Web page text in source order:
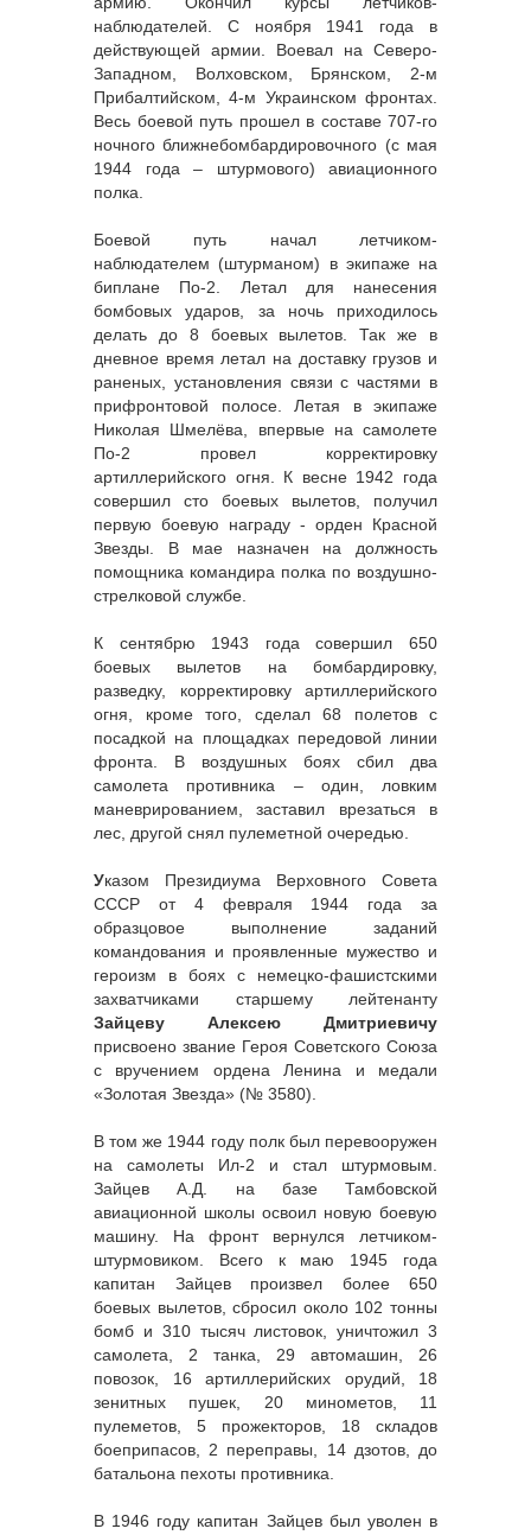
наблюдателей. С ноября 1941 года в
действующей армии. Воевал на Северо-
Западном, Волховском, Брянском, 2-м
Прибалтийском, 4-м Украинском фронтах.
Весь боевой путь прошел в составе 707-го
ночного ближнебомбардировочного (с мая
1944 года – штурмового) авиационного
полка.
Боевой путь начал летчиком-
наблюдателем (штурманом) в экипаже на
биплане По-2. Летал для нанесения
бомбовых ударов, за ночь приходилось
делать до 8 боевых вылетов. Так же в
дневное время летал на доставку грузов и
раненых, установления связи с частями в
прифронтовой полосе. Летая в экипаже
Николая Шмелёва, впервые на самолете
По-2 провел корректировку
артиллерийского огня. К весне 1942 года
совершил сто боевых вылетов, получил
первую боевую награду - орден Красной
Звезды. В мае назначен на должность
помощника командира полка по воздушно-
стрелковой службе.
К сентябрю 1943 года совершил 650
боевых вылетов на бомбардировку,
разведку, корректировку артиллерийского
огня, кроме того, сделал 68 полетов с
посадкой на площадках передовой линии
фронта. В воздушных боях сбил два
самолета противника – один, ловким
маневрированием, заставил врезаться в
лес, другой снял пулеметной очередью.
Указом Президиума Верховного Совета
СССР от 4 февраля 1944 года за
образцовое выполнение заданий
командования и проявленные мужество и
героизм в боях с немецко-фашистскими
захватчиками старшему лейтенанту
Зайцеву Алексею Дмитриевичу
присвоено звание Героя Советского Союза
с вручением ордена Ленина и медали
«Золотая Звезда» (№ 3580).
В том же 1944 году полк был перевооружен
на самолеты Ил-2 и стал штурмовым.
Зайцев А.Д. на базе Тамбовской
авиационной школы освоил новую боевую
машину. На фронт вернулся летчиком-
штурмовиком. Всего к маю 1945 года
капитан Зайцев произвел более 650
боевых вылетов, сбросил около 102 тонны
бомб и 310 тысяч листовок, уничтожил 3
самолета, 2 танка, 29 автомашин, 26
повозок, 16 артиллерийских орудий, 18
зенитных пушек, 20 минометов, 11
пулеметов, 5 прожекторов, 18 складов
боеприпасов, 2 переправы, 14 дзотов, до
батальона пехоты противника.
В 1946 году капитан Зайцев был уволен в